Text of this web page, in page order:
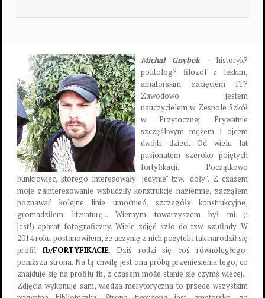
Michał Gnybek - historyk?
politolog? filozof z lekkim,
amatorskim zacięciem IT?
Zawodowo jestem
nauczycielem w Zespole Szkół
w Przytocznej. Prywatnie
szczęśliwym mężem i ojcem
dwójki dzieci. Od wielu lat
pasjonatem szeroko pojętych
fortyfikacji. Początkowo
bunkrowiec, którego interesowały "jedynie" tzw. "doły". Z czasem
moje zainteresowanie wzbudziły konstrukcje naziemne, zacząłem
poznawać kolejne linie umocnień, szczegóły konstrukcyjne,
gromadziłem literaturę... Wiernym towarzyszem był mi (i
jest!) aparat fotograficzny. Wiele zdjęć szło do tzw. szuflady. W
2014 roku postanowiłem, że uczynię z nich pożytek i tak narodził się
profil fb/FORTYFIKACJE. Dziś rodzi się coś równoległego:
poniższa strona. Na tą chwilę jest ona próbą przeniesienia tego, co
znajduje się na profilu fb, z czasem może stanie się czymś więcej...
Zdjęcia wykonuję sam, wiedza merytoryczna to przede wszystkim